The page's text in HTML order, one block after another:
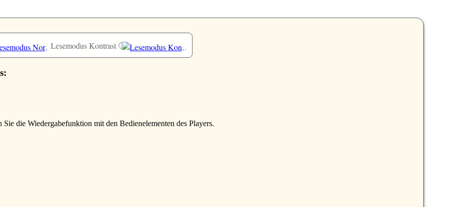
Lesemodus Kontrast
Sie die Wiedergabefunktion mit den Bedienelementen des Players.